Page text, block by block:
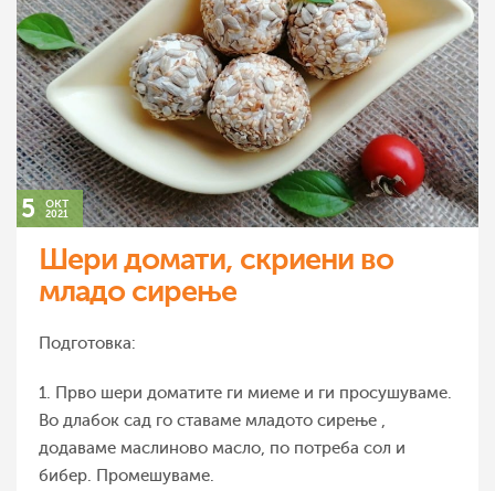
5 окт
2021
Шери домати, скриени во
младо сирење
Подготовка:
1. Прво шери доматите ги миеме и ги просушуваме.
Во длабок сад го ставаме младото сирење ,
додаваме маслиново масло, по потреба сол и
бибер. Промешуваме.